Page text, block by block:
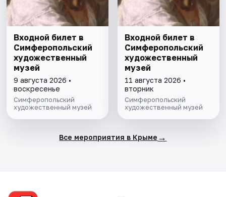
Входной билет в
Симферопольский
художественный
музей
9 августа 2026 •
воскресенье
Симферопольский
художественный музей
Входной билет в
Симферопольский
художественный
музей
11 августа 2026 •
вторник
Симферопольский
художественный музей
Все мероприятия в Крыме →